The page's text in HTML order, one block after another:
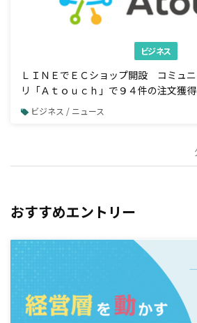
ビジネス
ＬＩＮＥでＥＣショップ開設 コミュ
リ「Ａｔｏｕｃｈ」で９４件の注文獲
業務用加工品国内トップシェア 株式会
様の事例公開
ビジネス / ニュース
おすすめエントリー